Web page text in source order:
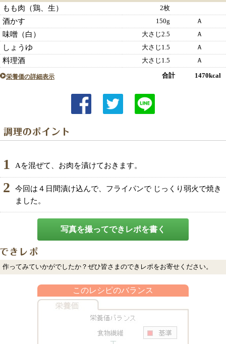
もも肉（鶏、生） 2枚
酒かす 150g Ａ
味噌（白） 大さじ2.5 Ａ
しょうゆ 大さじ1.5 Ａ
料理酒 大さじ1.5 Ａ
栄養価の詳細表示 合計 1470kcal
1 Aを混ぜて、お肉を漬けておきます。
2
今回は４日間漬け込んで、フライパンで じっくり弱火で焼き
ました。
写真を撮ってできレポを書く
作ってみていかがでしたか？ぜひ皆さまのできレポをお寄せください。
このレシピのバランス